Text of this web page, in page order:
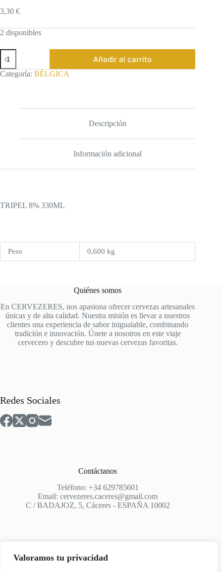
Valoramos tu privacidad
3,30 €
2 disponibles
DE
KONINCK
TRIPEL
D'ANVERS
Añadir al carrito
Categoría: BÉLGICA
Descripción
Información adicional
TRIPEL 8% 330ML
Peso 0,600 kg
Quiénes somos
En CERVEZERES, nos apasiona ofrecer cervezas artesanales
únicas y de alta calidad. Nuestra misión es llevar a nuestros
clientes una experiencia de sabor inigualable, combinando
tradición e innovación. Únete a nosotros en este viaje
cervecero y descubre tus nuevas cervezas favoritas.
Redes Sociales
Contáctanos
Teléfono: +34 629785601
Email: cervezeres.caceres@gmail.com
C / BADAJOZ, 5, Cáceres - ESPAÑA 10002
Apoyo